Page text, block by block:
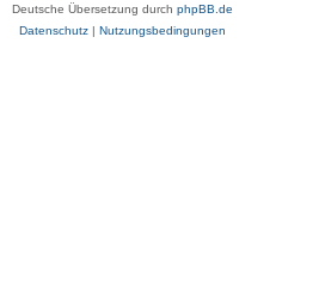
Deutsche Übersetzung durch phpBB.de
Datenschutz| Nutzungsbedingungen